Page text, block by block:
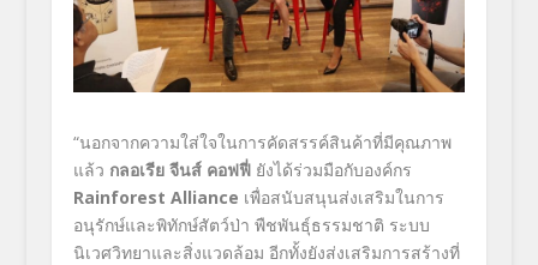
“นอกจากความใส่ใจในการคัดสรรค์สินค้าที่มีคุณภาพ
แล้ว กลอเรีย จีนส์ คอฟฟี่ยังได้ร่วมมือกับองค์กร
Rainforest Alliance เพื่อสนับสนุนส่งเสริมในการ
อนุรักษ์และพิทักษ์สัตว์ป่า พืชพันธุ์ธรรมชาติ ระบบ
นิเวศวิทยาและสิ่งแวดล้อม อีกทั้งยังส่งเสริมการสร้างที่